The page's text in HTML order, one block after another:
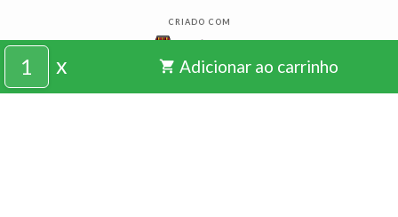
CRIADO COM
x shopping_cart Adicionar ao carrinho